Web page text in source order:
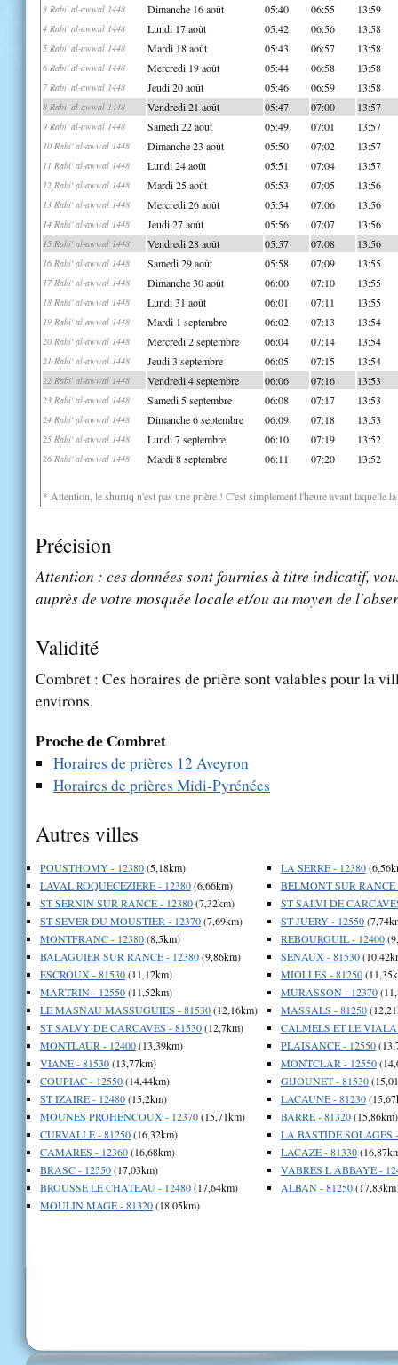
3 Rabi' al-awwal 1448 Dimanche 16 août 05:40 06:55 13:59
4 Rabi' al-awwal 1448 Lundi 17 août 05:42 06:56 13:58
5 Rabi' al-awwal 1448 Mardi 18 août 05:43 06:57 13:58
6 Rabi' al-awwal 1448 Mercredi 19 août 05:44 06:58 13:58
7 Rabi' al-awwal 1448 Jeudi 20 août 05:46 06:59 13:58
8 Rabi' al-awwal 1448 Vendredi 21 août 05:47 07:00 13:57
9 Rabi' al-awwal 1448 Samedi 22 août 05:49 07:01 13:57
10 Rabi' al-awwal 1448 Dimanche 23 août 05:50 07:02 13:57
11 Rabi' al-awwal 1448 Lundi 24 août 05:51 07:04 13:57
12 Rabi' al-awwal 1448 Mardi 25 août 05:53 07:05 13:56
13 Rabi' al-awwal 1448 Mercredi 26 août 05:54 07:06 13:56
14 Rabi' al-awwal 1448 Jeudi 27 août 05:56 07:07 13:56
15 Rabi' al-awwal 1448 Vendredi 28 août 05:57 07:08 13:56
16 Rabi' al-awwal 1448 Samedi 29 août 05:58 07:09 13:55
17 Rabi' al-awwal 1448 Dimanche 30 août 06:00 07:10 13:55
18 Rabi' al-awwal 1448 Lundi 31 août 06:01 07:11 13:55
19 Rabi' al-awwal 1448 Mardi 1 septembre 06:02 07:13 13:54
20 Rabi' al-awwal 1448 Mercredi 2 septembre 06:04 07:14 13:54
21 Rabi' al-awwal 1448 Jeudi 3 septembre 06:05 07:15 13:54
22 Rabi' al-awwal 1448 Vendredi 4 septembre 06:06 07:16 13:53
23 Rabi' al-awwal 1448 Samedi 5 septembre 06:08 07:17 13:53
24 Rabi' al-awwal 1448 Dimanche 6 septembre 06:09 07:18 13:53
25 Rabi' al-awwal 1448 Lundi 7 septembre 06:10 07:19 13:52
26 Rabi' al-awwal 1448 Mardi 8 septembre 06:11 07:20 13:52
* Attention, le shuruq n'est pas une prière ! C'est simplement l'heure avant laquelle
Précision
Attention : ces données sont fournies à titre indicatif,
auprès de votre mosquée locale et/ou au moyen de
Validité
Combret : Ces horaires de prière sont valables pour la
environs.
Proche de Combret
Horaires de prières 12 Aveyron
Horaires de prières Midi-Pyrénées
Autres villes
POUSTHOMY - 12380(5,18km)
LAVAL ROQUECEZIERE - 12380(6,66km)
ST SERNIN SUR RANCE - 12380(7,32km)
ST SEVER DU MOUSTIER - 12370(7,69km)
MONTFRANC - 12380(8,5km)
BALAGUIER SUR RANCE - 12380(9,86km)
ESCROUX - 81530(11,12km)
MARTRIN - 12550(11,52km)
LE MASNAU MASSUGUIES - 81530(12,16km)
ST SALVY DE CARCAVES - 81530(12,7km)
MONTLAUR - 12400(13,39km)
VIANE - 81530(13,77km)
COUPIAC - 12550(14,44km)
ST IZAIRE - 12480(15,2km)
MOUNES PROHENCOUX - 12370(15,71km)
CURVALLE - 81250(16,32km)
CAMARES - 12360(16,68km)
BRASC - 12550(17,03km)
BROUSSE LE CHATEAU - 12480(17,64km)
MOULIN MAGE - 81320(18,05km)
LA SERRE - 12380
BELMONT SUR RANCE
ST SALVI DE
ST JUERY - 12550
REBOURGUIL - 12400
SENAUX - 81530
MIOLLES - 81250
MURASSON - 12370
MASSALS - 81250
CALMELS ET LE VIALA
PLAISANCE - 12550
MONTCLAR - 12550
GIJOUNET - 81530
LACAUNE - 81230
BARRE - 81320(15,86km)
LA BASTIDE SOLAGES
LACAZE - 81330
VABRES L ABBAYE -
ALBAN - 81250